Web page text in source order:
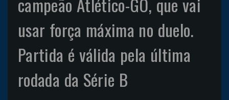
usar força máxima no duelo.
Partida é válida pela última
rodada da Série B